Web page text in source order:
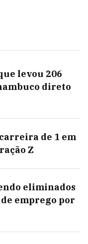
levou 206
direto
de 1 em
Z
eliminados
emprego por